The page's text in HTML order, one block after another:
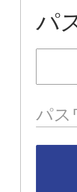
パ
パス